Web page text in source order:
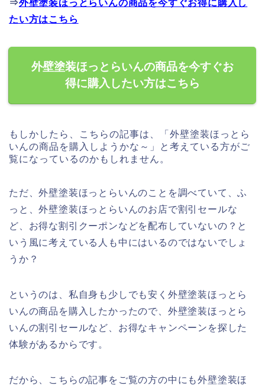
⇒外壁塗装ほっとらいんの商品を今すぐお得に購入し
たい方はこちら
外壁塗装ほっとらいんの商品を今すぐお
得に購入したい方はこちら
もしかしたら、こちらの記事は、「外壁塗装ほっとら
いんの商品を購入しようかな～」と考えている方がご
覧になっているのかもしれません。
ただ、外壁塗装ほっとらいんのことを調べていて、ふ
っと、外壁塗装ほっとらいんのお店で割引セールな
ど、お得な割引クーポンなどを配布していないの？と
いう風に考えている人も中にはいるのではないでしょ
うか？
というのは、私自身も少しでも安く外壁塗装ほっとら
いんの商品を購入したかったので、外壁塗装ほっとら
いんの割引セールなど、お得なキャンペーンを探した
体験があるからです。
だから、こちらの記事をご覧の方の中にも外壁塗装ほ